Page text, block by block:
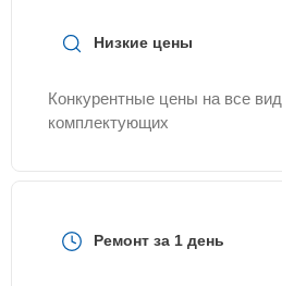
Низкие цены
Конкурентные цены на все
комплектующих
Ремонт за 1 день